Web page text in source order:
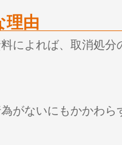
理由
によれば、取消処
がないにもかかわ